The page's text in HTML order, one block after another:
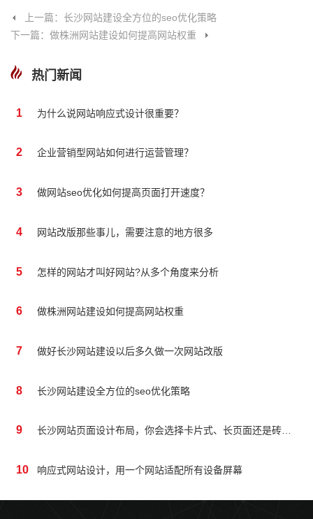
上一篇：长沙网站建设全方位的seo优化策略
下一篇：做株洲网站建设如何提高网站权重
热门新闻
1 为什么说网站响应式设计很重要？
2 企业营销型网站如何进行运营管理？
3 做网站seo优化如何提高页面打开速度？
4 网站改版那些事儿，需要注意的地方很多
5 怎样的网站才叫好网站?从多个角度来分析
6 做株洲网站建设如何提高网站权重
7 做好长沙网站建设以后多久做一次网站改版
8 长沙网站建设全方位的seo优化策略
9 长沙网站页面设计布局，你会选择卡片式、长页面还是砖块式？
10 响应式网站设计，用一个网站适配所有设备屏幕